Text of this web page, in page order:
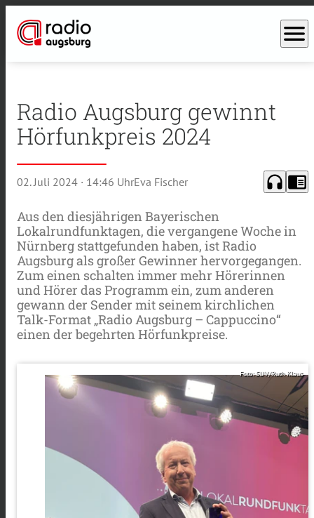
menu
Radio Augsburg gewinnt
Hörfunkpreis 2024
02. Juli 2024 · 14:46 UhrEva Fischer headphones chrome_reader_mode
Aus den diesjährigen Bayerischen
Lokalrundfunktagen, die vergangene Woche in
Nürnberg stattgefunden haben, ist Radio
Augsburg als großer Gewinner hervorgegangen.
Zum einen schalten immer mehr Hörerinnen
und Hörer das Programm ein, zum anderen
gewann der Sender mit seinem kirchlichen
Talk-Format „Radio Augsburg – Cappuccino“
einen der begehrten Hörfunkpreise.
Foto: SUV/Ruth Klaus